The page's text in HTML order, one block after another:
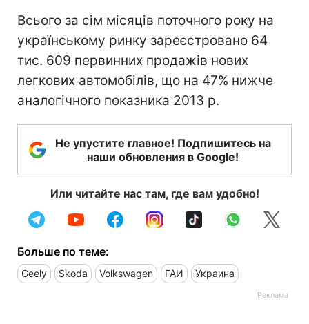
Всього за сім місяців поточного року на
українському ринку зареєстровано 64
тис. 609 первинних продажів нових
легкових автомобілів, що на 47% нижче
аналогічного показника 2013 р.
Не упустите главное! Подпишитесь на
наши обновления в Google!
Или читайте нас там, где вам удобно!
Больше по теме:
Geely Skoda Volkswagen ГАИ Украина